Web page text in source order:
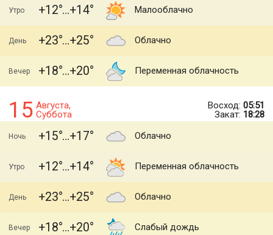
Утро +12 +14 Малооблачно
День +23 +25 Облачно
Вечер +18 +20 Переменная облачность
15 Августа,
Суббота
Восход: 05:51
Закат: 18:28
Ночь +15 +17 Облачно
Утро +12 +14 Переменная облачность
День +23 +25 Облачно
Вечер +18 +20 Слабый дождь